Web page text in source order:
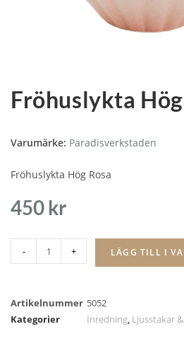
Fröhuslykta Hög
Varumärke: Paradisverkstaden
Fröhuslykta Hög Rosa
450 kr
- + LÄGG TILL I
Artikelnummer 5052
Kategorier
Inredning, Ljusstakar